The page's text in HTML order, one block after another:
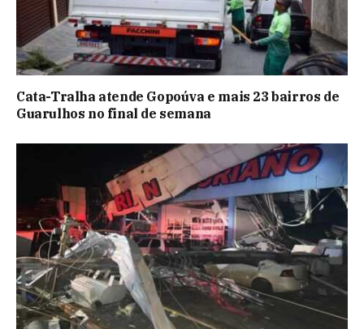
Cata-Tralha atende Gopoúva e mais 23 bairros de
Guarulhos no final de semana